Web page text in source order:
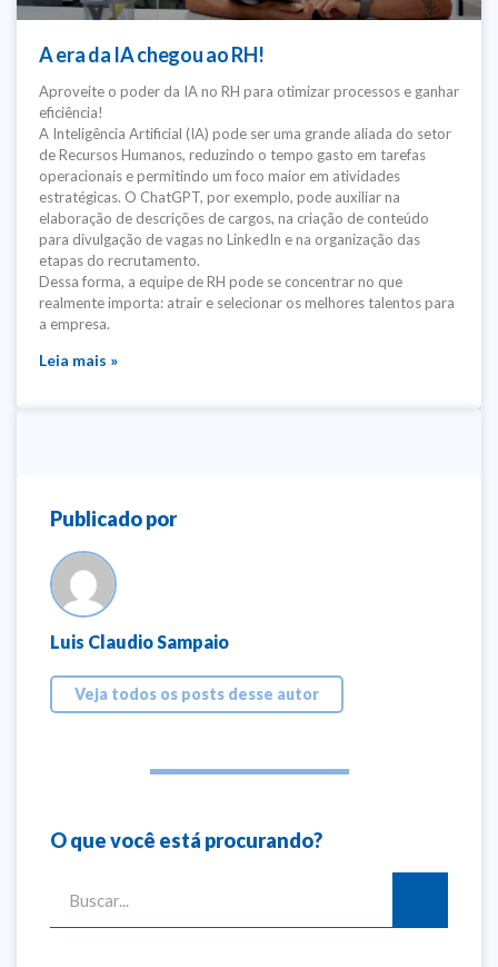
A era da IA chegou ao RH!
Aproveite o poder da IA no RH para otimizar processos e ganhar
eficiência!
A Inteligência Artificial (IA) pode ser uma grande aliada do setor
de Recursos Humanos, reduzindo o tempo gasto em tarefas
operacionais e permitindo um foco maior em atividades
estratégicas. O ChatGPT, por exemplo, pode auxiliar na
elaboração de descrições de cargos, na criação de conteúdo
para divulgação de vagas no LinkedIn e na organização das
etapas do recrutamento.
Dessa forma, a equipe de RH pode se concentrar no que
realmente importa: atrair e selecionar os melhores talentos para
a empresa.
Leia mais »
Publicado por
Luis Claudio Sampaio
Veja todos os posts desse autor
O que você está procurando?